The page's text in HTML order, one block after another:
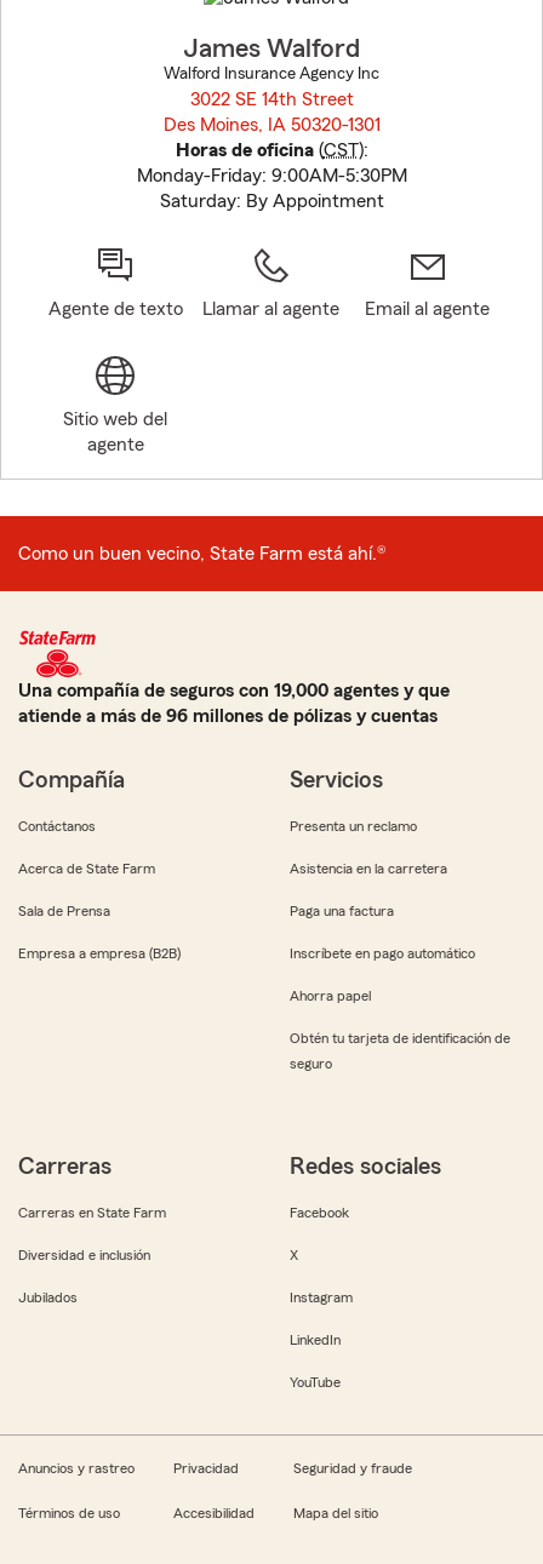
James Walford
Walford Insurance Agency Inc
3022 SE 14th Street
Des Moines, IA 50320-1301
Horas de oficina(CST):
Monday-Friday: 9:00AM-5:30PM
Saturday: By Appointment
Agente de texto Llamar al agente Email al agente
Sitio web del
agente
Como un buen vecino, State Farm está ahí.®
Una compañía de seguros con 19,000 agentes y que
atiende a más de 96 millones de pólizas y cuentas
Compañía
Contáctanos
Acerca de State Farm
Sala de Prensa
Empresa a empresa (B2B)
Servicios
Presenta un reclamo
Asistencia en la carretera
Paga una factura
Inscríbete en pago automático
Ahorra papel
Obtén tu tarjeta de identificación de
seguro
Carreras
Carreras en State Farm
Diversidad e inclusión
Jubilados
Redes sociales
Facebook
X
Instagram
LinkedIn
YouTube
Anuncios y rastreo Privacidad Seguridad y fraude
Términos de uso Accesibilidad Mapa del sitio